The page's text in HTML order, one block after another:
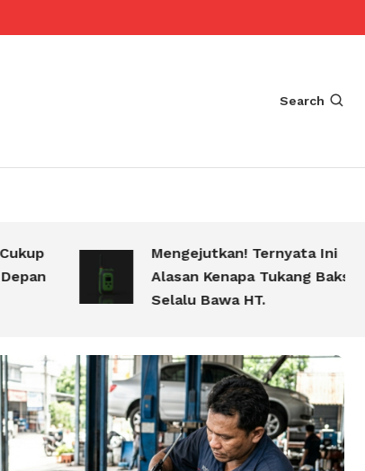
Search
Mengejutkan! Ternyata Ini
Alasan Kenapa Tukang Bakso
Selalu Bawa HT.